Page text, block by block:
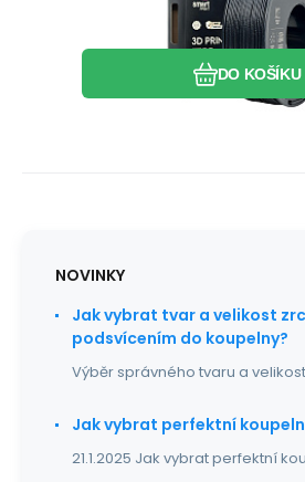
DO KOŠÍKU
Oblíbený
Porovnat
špičkový ASA filament se
navržený pro techn
NOVINKY
Jak vybrat tvar a velikost
podsvícením do koupelny?
Výběr správného tvaru a
Jak vybrat perfektní
21.1.2025 Jak vybrat perfektní